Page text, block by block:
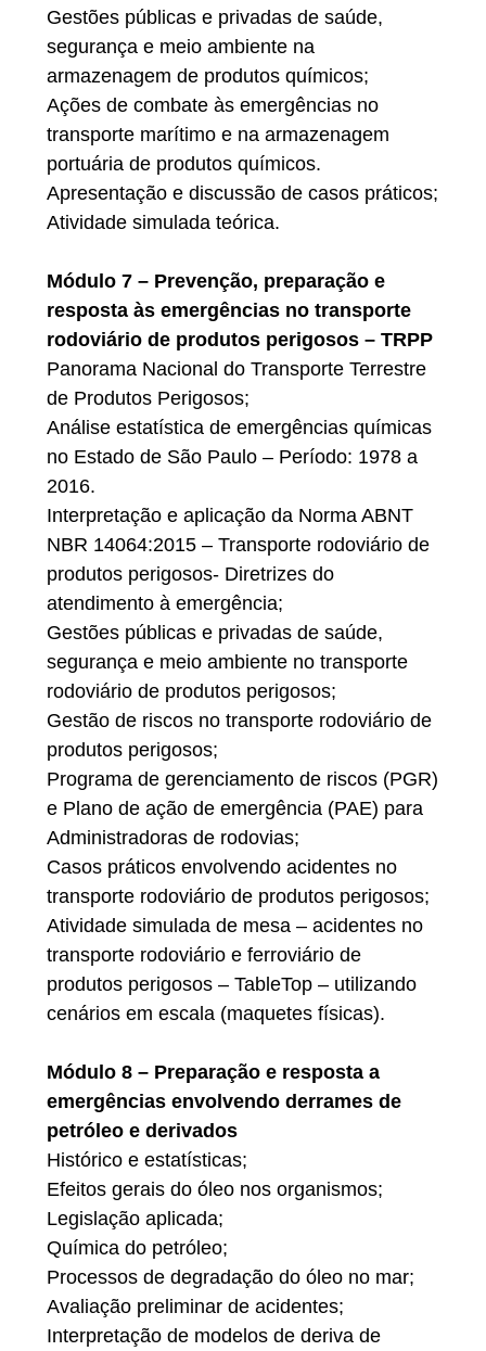
Gestões públicas e privadas de saúde,
segurança e meio ambiente na
armazenagem de produtos químicos;
Ações de combate às emergências no
transporte marítimo e na armazenagem
portuária de produtos químicos.
Apresentação e discussão de casos práticos;
Atividade simulada teórica.
Módulo 7 – Prevenção, preparação e
resposta às emergências no transporte
rodoviário de produtos perigosos – TRPP
Panorama Nacional do Transporte Terrestre
de Produtos Perigosos;
Análise estatística de emergências químicas
no Estado de São Paulo – Período: 1978 a
2016.
Interpretação e aplicação da Norma ABNT
NBR 14064:2015 – Transporte rodoviário de
produtos perigosos- Diretrizes do
atendimento à emergência;
Gestões públicas e privadas de saúde,
segurança e meio ambiente no transporte
rodoviário de produtos perigosos;
Gestão de riscos no transporte rodoviário de
produtos perigosos;
Programa de gerenciamento de riscos (PGR)
e Plano de ação de emergência (PAE) para
Administradoras de rodovias;
Casos práticos envolvendo acidentes no
transporte rodoviário de produtos perigosos;
Atividade simulada de mesa – acidentes no
transporte rodoviário e ferroviário de
produtos perigosos – TableTop – utilizando
cenários em escala (maquetes físicas).
Módulo 8 – Preparação e resposta a
emergências envolvendo derrames de
petróleo e derivados
Histórico e estatísticas;
Efeitos gerais do óleo nos organismos;
Legislação aplicada;
Química do petróleo;
Processos de degradação do óleo no mar;
Avaliação preliminar de acidentes;
Interpretação de modelos de deriva de